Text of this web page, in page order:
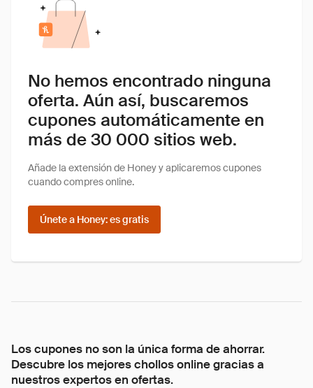
No hemos encontrado ninguna
oferta. Aún así, buscaremos
cupones automáticamente en
más de 30 000 sitios web.
Añade la extensión de Honey y aplicaremos cupones
cuando compres online.
Únete a Honey: es gratis
Los cupones no son la única forma de ahorrar.
Descubre los mejores chollos online gracias a
nuestros expertos en ofertas.